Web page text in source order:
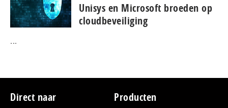
Unisys en Microsoft broeden op
cloudbeveiliging
...
Footer
Direct naar Producten